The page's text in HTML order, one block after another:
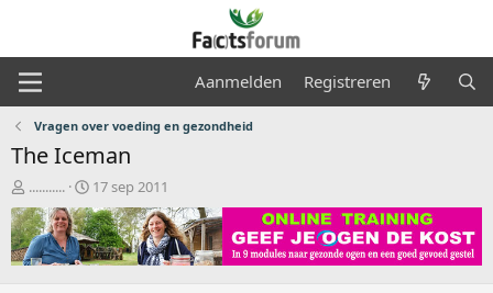
Aanmelden Registreren
Vragen over voeding en gezondheid
The Iceman
O
n
d
e
r
...........
S
t
a
r
t
17 sep 2011